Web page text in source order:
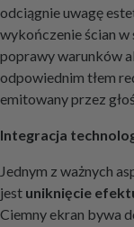
odciągnie uwagę
wykończenie ścian
poprawy warunków
odpowiednim tłem
emitowany przez
Integracja
Jednym z ważnych
jest uniknięcie
Ciemny ekran bywa